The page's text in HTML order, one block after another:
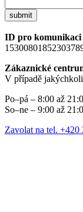
submit
ID pro komunikaci
Zákaznické
V případě
Po–pá – 8:00 až
So–ne – 9:00 až
Zavolat na tel. +420